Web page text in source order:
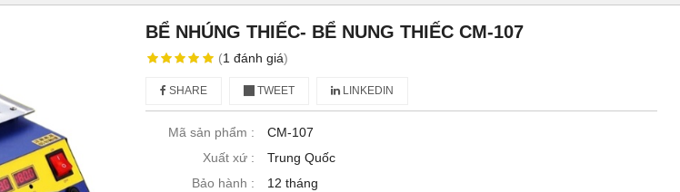
BỂ NHÚNG THIẾC- BỂ NUNG THIẾC CM-107
(1đánh giá)
SHARE TWEET LINKEDIN
Mã sản phẩm :
CM-107
Xuất xứ :
Trung Quốc
Bảo hành :
12 tháng